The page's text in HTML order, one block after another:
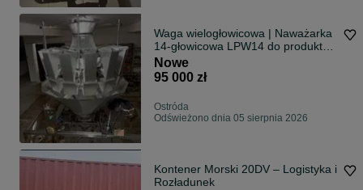
Waga wielogłowicowa | Naważarka
14-głowicowa LPW14 do produktów
Nowe
95 000 zł
Ostróda
Odświeżono dnia 05 sierpnia 2026
Kontener Morski 20DV – Logistyka i
Rozładunek